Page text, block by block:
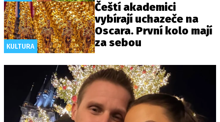
KULTURA
Čeští akademici
vybírají uchazeče na
Oscara. První kolo mají
za sebou